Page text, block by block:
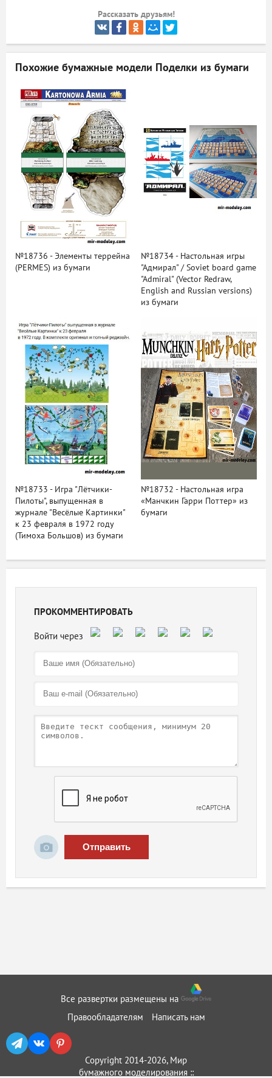
Рассказать друзьям!
Похожие бумажные модели Поделки из бумаги
№18736 - Элементы террейна
(PERMES) из бумаги
№18734 - Настольная игры
"Адмирал" / Soviet board game
"Admiral" (Vector Redraw,
English and Russian versions)
из бумаги
№18733 - Игра "Лётчики-
Пилоты", выпущенная в
журнале "Весёлые Картинки"
к 23 февраля в 1972 году
(Тимоха Большов) из бумаги
№18732 - Настольная игра
«Манчкин Гарри Поттер» из
бумаги
ПРОКОММЕНТИРОВАТЬ
Отправить
Все развертки размещены на
Правообладателям
Написать нам
Copyright 2014-2026, Мир
бумажного моделирования ::